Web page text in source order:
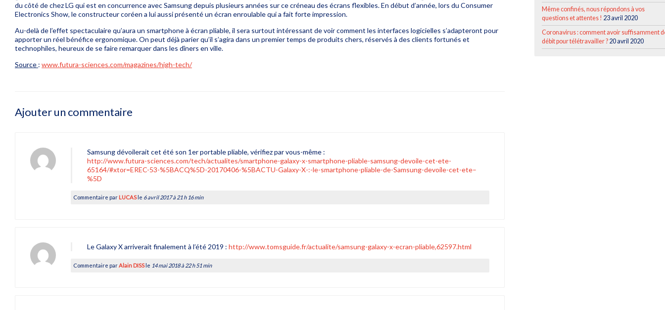
du côté de chez LG qui est en concurrence avec Samsung depuis plusieurs années sur ce créneau des écrans flexibles. En début d’année, lors du Consumer
Electronics Show, le constructeur coréen a lui aussi présenté un écran enroulablequi a fait forte impression.
Au-delà de l’effet spectaculaire qu’aura un smartphoneà écran pliable, il sera surtout intéressant de voir comment les interfaces logicielles s’adapteront pour
apporter un réel bénéfice ergonomique. On peut déjà parier qu’il s’agira dans un premier temps de produits chers, réservés à des clients fortunés et
technophiles, heureux de se faire remarquer dans les dîners en ville.
Source : www.futura-sciences.com/magazines/high-tech/
Ajouter un commentaire
Samsung dévoilerait cet été son 1er portable pliable, vérifiez par vous-même :
http://www.futura-sciences.com/tech/actualites/smartphone-galaxy-x-smartphone-pliable-samsung-devoile-cet-ete-
65164/#xtor=EREC-53-%5BACQ%5D-20170406-%5BACTU-Galaxy-X-:-le-smartphone-pliable-de-Samsung-devoile-cet-ete–
%5D
Commentaire par LUCASle 6 avril 2017 à 21 h 16 min
Le Galaxy X arriverait finalement à l’été 2019 :http://www.tomsguide.fr/actualite/samsung-galaxy-x-ecran-pliable,62597.html
Commentaire parAlain DISSle 14 mai 2018 à 22 h 51 min
Même confinés, nous répondons à vos
questions et attentes ! 23 avril 2020
Coronavirus : comment avoir suffisamment
débit pour télétravailler ? 20 avril 2020